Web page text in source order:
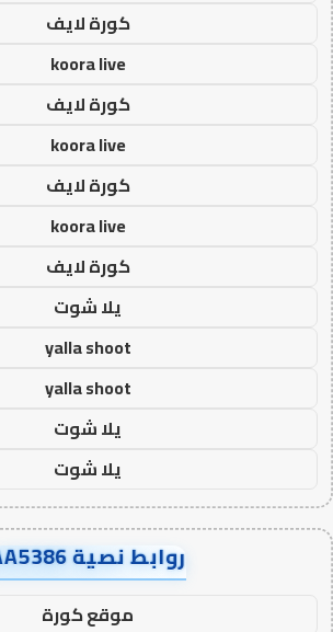
كورة لايف
koora live
كورة لايف
koora live
كورة لايف
koora live
كورة لايف
يلا شوت
yalla shoot
yalla shoot
يلا شوت
يلا شوت
روابط نصية AA5386
موقع كورة